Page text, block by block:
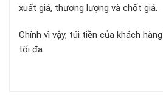
xuất giá, thương lượng và chốt giá.
Chính vì vậy, túi tiền của khách
tối đa.